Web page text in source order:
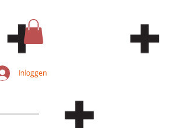
Inloggen